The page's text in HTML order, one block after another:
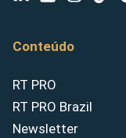
Conteúdo
RT PRO
RT PRO Brazil
Newsletter